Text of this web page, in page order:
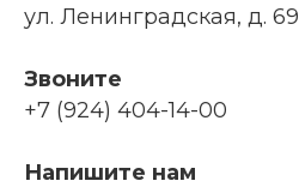
ул. Ленинградская, д. 69
Звоните
+7 (924) 404-14-00
Напишите нам